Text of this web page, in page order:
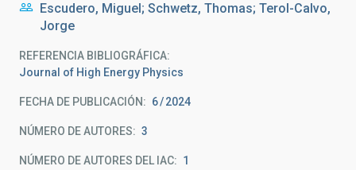
Escudero, Miguel; Schwetz, Thomas; Terol-Calvo,
Jorge
REFERENCIA BIBLIOGRÁFICA
Journal of High Energy Physics
FECHA DE PUBLICACIÓN: 6 2024
NÚMERO DE AUTORES 3
NÚMERO DE AUTORES DEL IAC 1